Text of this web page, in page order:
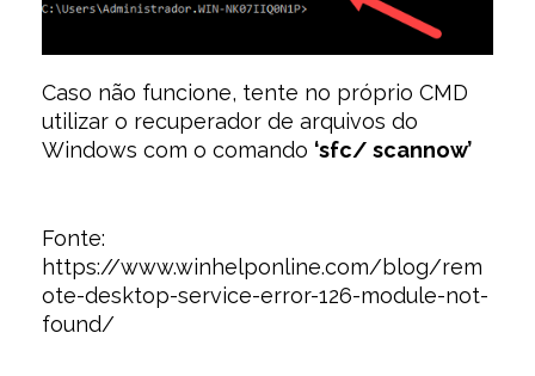
Caso não funcione, tente no próprio CMD
utilizar o recuperador de arquivos do
Windows com o comando ‘sfc/ scannow’
Fonte:
https://www.winhelponline.com/blog/rem
ote-desktop-service-error-126-module-not-
found/